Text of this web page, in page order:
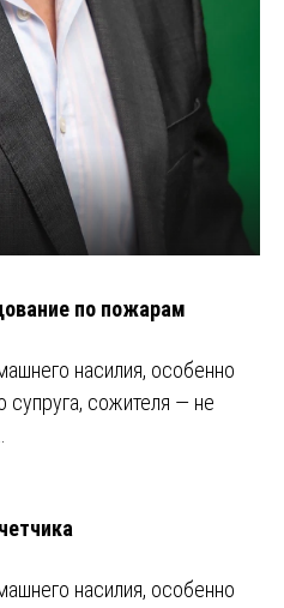
по пожарам
насилия, особенно
сожителя — не
насилия, особенно